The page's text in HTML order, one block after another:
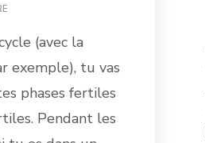
LES
« BARRIÈRES »
CONTRACEPTION
NATURELLE
(avec la
exemple), tu vas
phases fertiles
Pendant les